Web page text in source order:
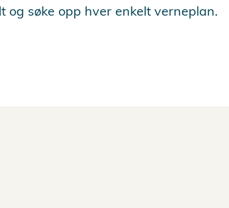
og søke opp hver enkelt verneplan.